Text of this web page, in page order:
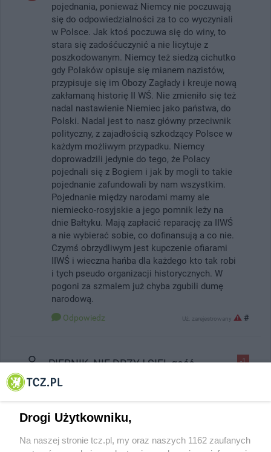
pojednania, ponieważ Niemcy nie poczuwają
się do odpowiedzialności za to co wyczyniali
w Polsce. Jak ktoś poczuwa się do winy, to
stara się zadośćuczynić a nie licytuje z
poszkodowanym. Niemcy też siedzą cichutko
gdy Polaków opisuje się mianem nazistów,
przypisuje się im Obozy Zagłady i kreuje nową
zakłamaną historię II WŚ. Nie zmieniło się też
nadal nastawienie Niemiec jako państwa, do
Polski. Nadal jest to nasz główny przeciwnik
polityczny, z zajadłością szkodzący Polsce w
każdym możliwym przypadku. Niemcy
doprowadzili jedynie do tego, że Polacy
pojednali się z Bogiem i jak by mogli to takie
pojednanie zafundowali by nam wszystkim.
Pojednanie między narodami mamy ale
niemiecko-rosyjskie a jego pomnik leży na
dnie Bałtyku. Mają zapłacić reparację za IIWŚ
a nie wybierać sobie, co dofinansują a co nie.
Czymś obrzydliwym jest kupczenie ofiarami
IIWŚ i wieczna hańba dla każdego kto tak robi
i tych pseudo organizacji historycznych. W
pogoni za szmalem już chyba zgubili dumę
narodową.
Odpowiedz Uż. zarejestrowany #
-1
PIERNIK, NIE DRZYJ SIĘ!_gość
Do PIERNIKA by nie PIERNICZYŁ!
KRZYKIEM i obrażaniem innych nie wnosisz
Drogi Użytkowniku,
Na naszej stronie tcz.pl, my oraz naszych 1162 zaufanych